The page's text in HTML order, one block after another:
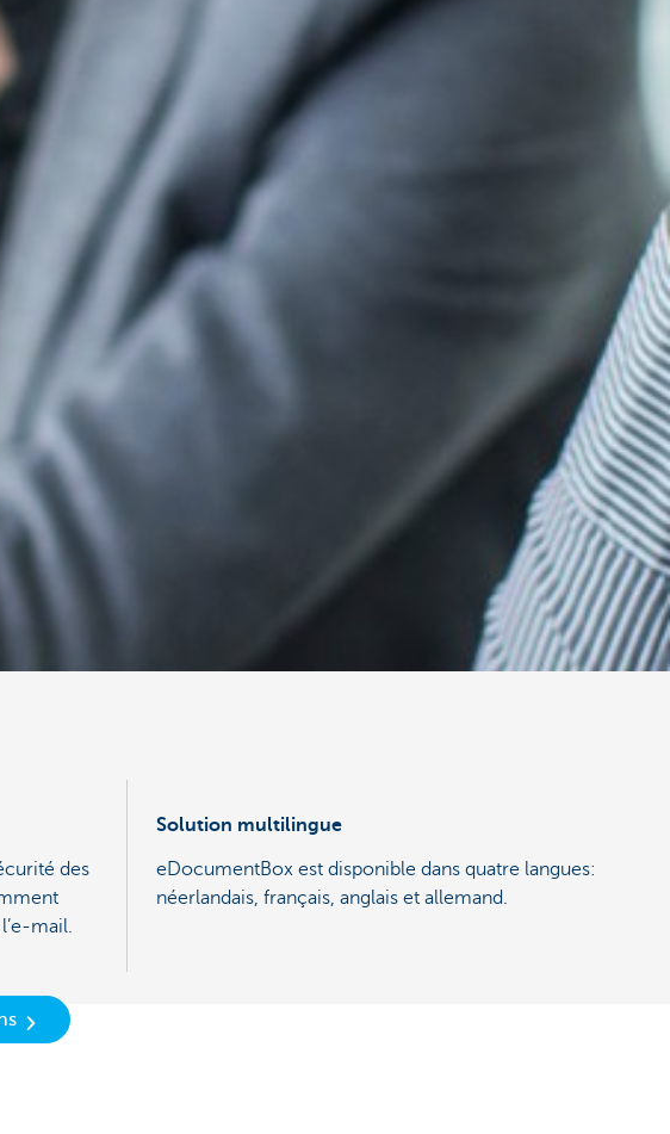
des
mail.
Solution multilingue
eDocumentBox est disponible dans quatre langues:
néerlandais, français, anglais et allemand.